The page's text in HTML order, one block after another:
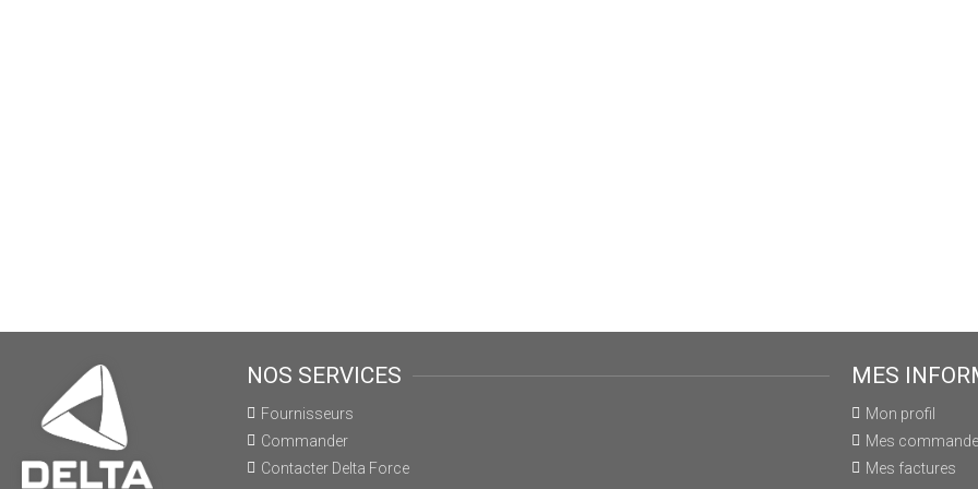
NOS SERVICES
Fournisseurs
Commander
Contacter Delta Force
MES
Mon profil
Mes
Mes factures